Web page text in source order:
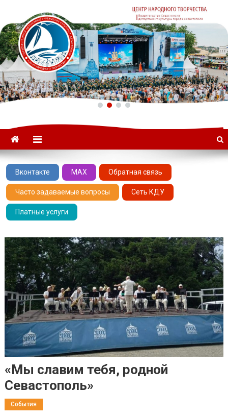
ГАУК «ЦНТ» –
Севастопольский Центр
народного творчества
Вконтакте MAX Обратная связь
Часто задаваемые вопросы Сеть КДУ
Платные услуги
«Мы славим тебя, родной
Севастополь»
События